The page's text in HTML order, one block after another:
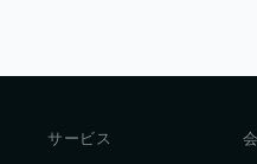
サービス